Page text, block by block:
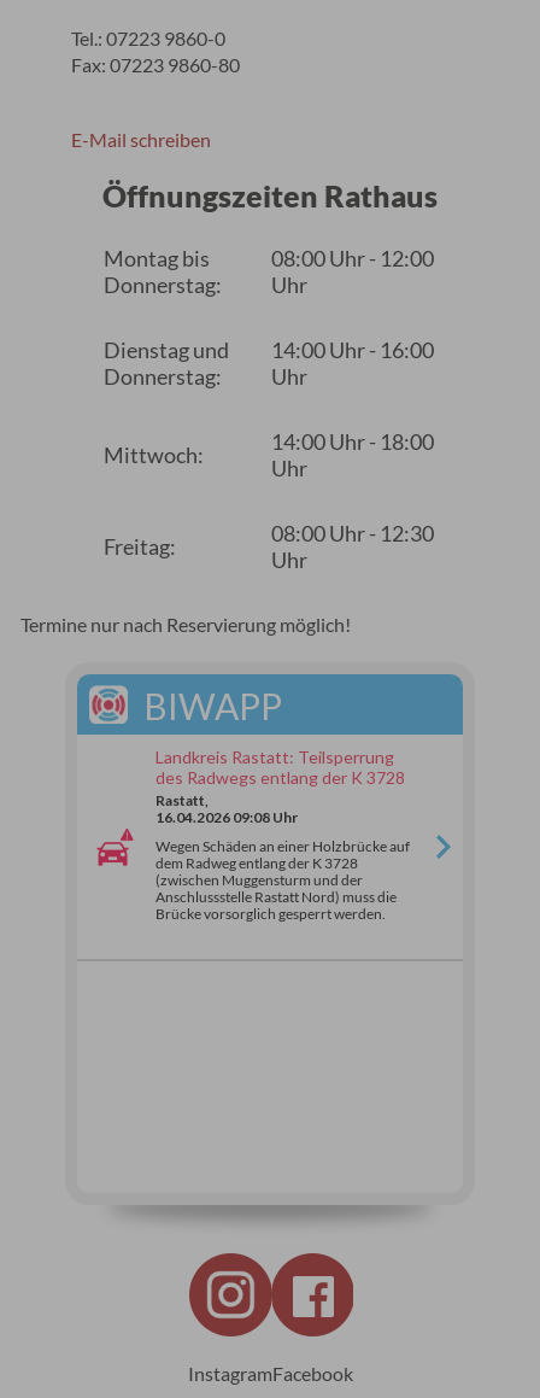
Tel.: 07223 9860-0
Fax: 07223 9860-80
E-Mail schreiben
Öffnungszeiten Rathaus
Montag bis
Donnerstag:
08:00 Uhr - 12:00
Uhr
Dienstag und
Donnerstag:
14:00 Uhr - 16:00
Uhr
Mittwoch:
14:00 Uhr - 18:00
Uhr
Freitag:
08:00 Uhr - 12:30
Uhr
Termine nur nach Reservierung möglich!
BIWAPP
Landkreis Rastatt: Teilsperrung
des Radwegs entlang der K 3728
Rastatt,
16.04.2026 09:08 Uhr
Wegen Schäden an einer Holzbrücke auf
dem Radweg entlang der K 3728
(zwischen Muggensturm und der
Anschlussstelle Rastatt Nord) muss die
Brücke vorsorglich gesperrt werden.
InstagramFacebook